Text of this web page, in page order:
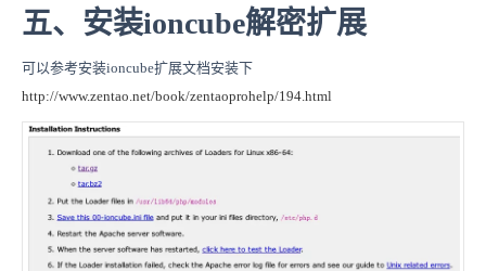
五、安装ioncube解密扩展
可以参考安装ioncube扩展文档安装下
http://www.zentao.net/book/zentaoprohelp/194.html